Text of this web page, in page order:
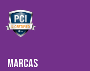
MARCAS